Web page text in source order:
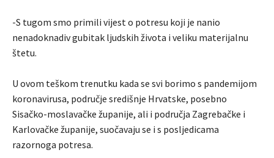
-S tugom smo primili vijest o potresu koji je nanio
nenadoknadiv gubitak ljudskih života i veliku materijalnu
štetu.
U ovom teškom trenutku kada se svi borimo s pandemijom
koronavirusa, područje središnje Hrvatske, posebno
Sisačko-moslavačke županije, ali i područja Zagrebačke i
Karlovačke županije, suočavaju se i s posljedicama
razornoga potresa.